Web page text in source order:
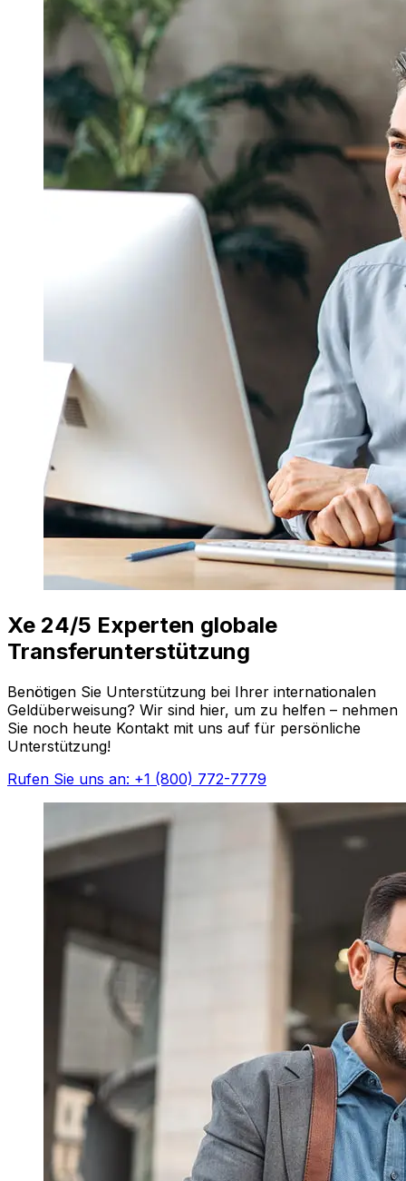
Xe 24/5 Experten globale
Transferunterstützung
Benötigen Sie Unterstützung bei Ihrer internationalen
Geldüberweisung? Wir sind hier, um zu helfen – nehmen
Sie noch heute Kontakt mit uns auf für persönliche
Unterstützung!
Rufen Sie uns an: +1 (800) 772-7779